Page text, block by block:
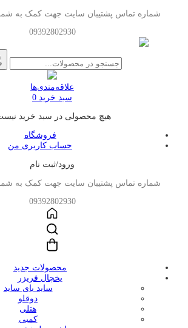
شماره تماس پشتیبان سایت جهت کمک به شما
09392802930
علاقه‌مندی‌ها
سبد خرید 0
هیچ محصولی در سبد خرید
فروشگاه
حساب کاربری من
ورود/ثبت نام
شماره تماس پشتیبان سایت جهت کمک به شما
09392802930
محصولات جدید
یخچال فریزر
ساید بای ساید
دوقلو
هتلی
کمبی